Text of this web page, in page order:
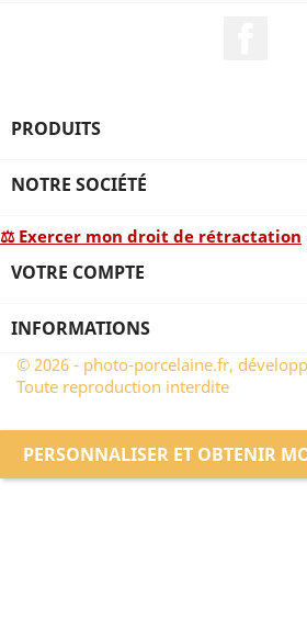
PRODUITS
NOTRE SOCIÉTÉ
⚖ Exercer mon droit de rétractation
VOTRE COMPTE
INFORMATIONS
© 2026 - photo-porcelaine.fr,
Toute reproduction interdite
PERSONNALISER ET OBTENIR